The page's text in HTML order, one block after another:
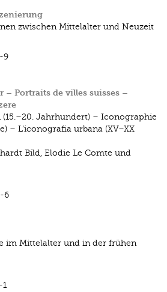
zwischen Mittelalter und Neuzeit
9
– Portraits de villes suisses –
Jahrhundert) – Iconographie
– L’iconografia urbana (XV–XX
Bild, Elodie Le Comte und
6
im Mittelalter und in der frühen
1